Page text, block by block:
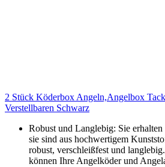
2 Stück Köderbox Angeln,Angelbox
Verstellbaren Schwarz
Robust und Langlebig: Sie
sie sind aus hochwertigem
robust, verschleißfest und
können Ihre Angelköder und